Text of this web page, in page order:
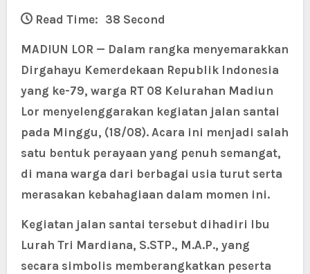
Read Time: 38 Second
MADIUN LOR — Dalam rangka menyemarakkan
Dirgahayu Kemerdekaan Republik Indonesia
yang ke-79, warga RT 08 Kelurahan Madiun
Lor menyelenggarakan kegiatan jalan santai
pada Minggu, (18/08). Acara ini menjadi salah
satu bentuk perayaan yang penuh semangat,
di mana warga dari berbagai usia turut serta
merasakan kebahagiaan dalam momen ini.
Kegiatan jalan santai tersebut dihadiri Ibu
Lurah Tri Mardiana, S.STP., M.A.P., yang
secara simbolis memberangkatkan peserta